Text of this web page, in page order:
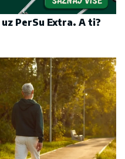
PerSu Extra. A ti?